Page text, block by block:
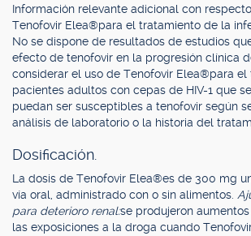
Información relevante adicional con
Tenofovir Elea®para el tratamiento de la
No se dispone de resultados de estudios
efecto de tenofovir en la progresión clínica
considerar el uso de Tenofovir Elea®para
pacientes adultos con cepas de HIV-1 que
puedan ser susceptibles a tenofovir según
análisis de laboratorio o la historia del
Dosificación.
La dosis de Tenofovir Elea®es de 300 mg
vía oral, administrado con o sin alimentos.
para deterioro renal:se produjeron
las exposiciones a la droga cuando